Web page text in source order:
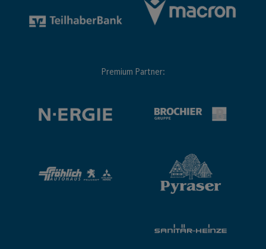
Premium Partner: